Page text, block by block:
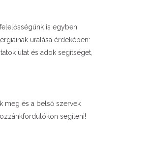
is egyben.
uralása érdekében:
utat és adok segítséget,
meg és a belső szervek
segíteni!